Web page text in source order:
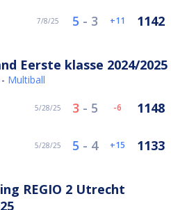
7/8/25 5 - 3 11 1142
Eerste klasse 2024/2025
Multiball
5/28/25 3 - 5 -6 1148
5/28/25 5 - 4 15 1133
REGIO 2 Utrecht